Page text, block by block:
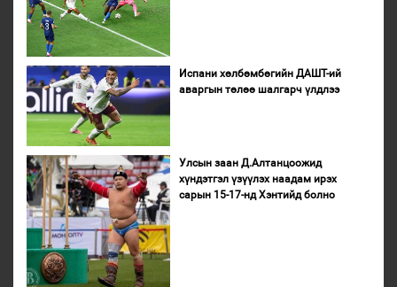
Испани хөлбөмбөгийн ДАШТ-ий
аваргын төлөө шалгарч үлдлээ
Улсын заан Д.Алтанцоожид
хүндэтгэл үзүүлэх наадам ирэх
сарын 15-17-нд Хэнтийд болно